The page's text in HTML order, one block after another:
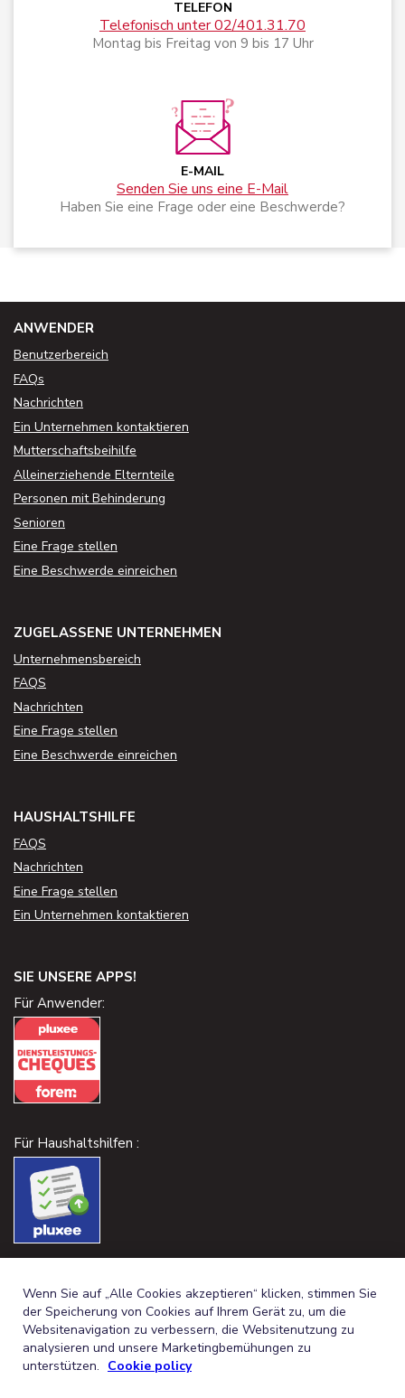
TELEFON
Telefonisch unter 02/401.31.70
Montag bis Freitag von 9 bis 17 Uhr
E-MAIL
Senden Sie uns eine E-Mail
Haben Sie eine Frage oder eine Beschwerde?
ANWENDER
Benutzerbereich
FAQs
Nachrichten
Ein Unternehmen kontaktieren
Mutterschaftsbeihilfe
Alleinerziehende Elternteile
Personen mit Behinderung
Senioren
Eine Frage stellen
Eine Beschwerde einreichen
ZUGELASSENE UNTERNEHMEN
Unternehmensbereich
FAQS
Nachrichten
Eine Frage stellen
Eine Beschwerde einreichen
HAUSHALTSHILFE
FAQS
Nachrichten
Eine Frage stellen
Ein Unternehmen kontaktieren
SIE UNSERE APPS!
Für Anwender:
Für Haushaltshilfen :
Wenn Sie auf „Alle Cookies akzeptieren“ klicken, stimmen Sie
der Speicherung von Cookies auf Ihrem Gerät zu, um die
Websitenavigation zu verbessern, die Websitenutzung zu
analysieren und unsere Marketingbemühungen zu
unterstützen. Cookie policy